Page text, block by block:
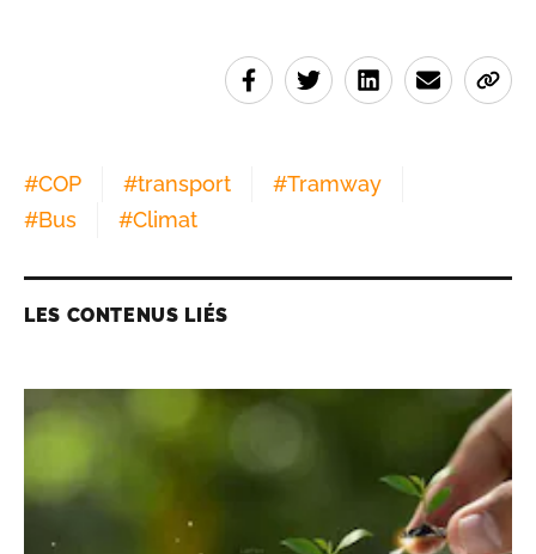
#COP #transport #Tramway
#Bus #Climat
LES CONTENUS LIÉS